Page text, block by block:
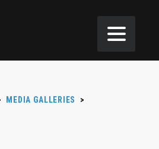
MEDIA GALLERIES >